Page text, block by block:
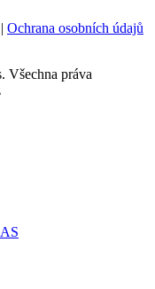
| Ochrana osobních údajů
práva